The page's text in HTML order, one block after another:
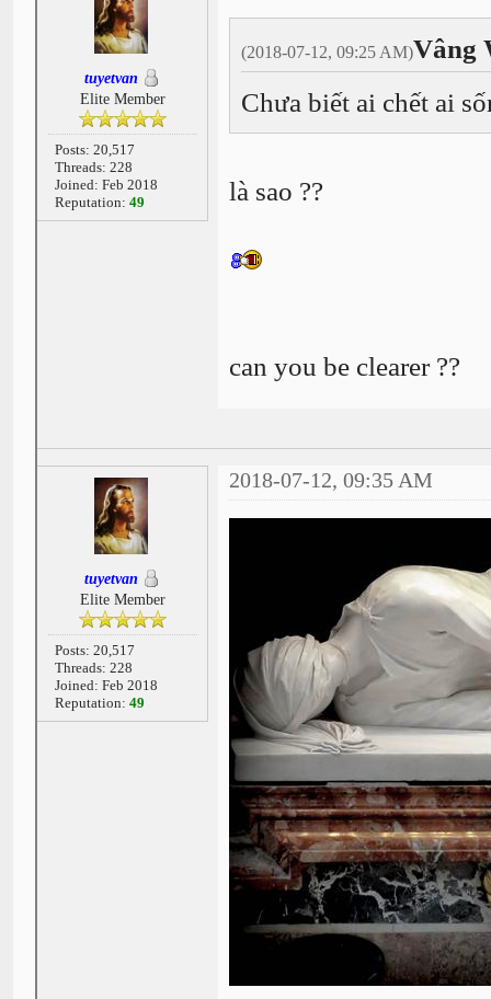
tuyetvan
Elite Member
Posts: 20,517
Threads: 228
Joined: Feb 2018
Reputation: 49
(2018-07-12, 09:25 AM)Vâng
Chưa biết ai chết ai
là sao ??
can you be clearer ??
tuyetvan
Elite Member
Posts: 20,517
Threads: 228
Joined: Feb 2018
Reputation: 49
2018-07-12, 09:35 AM